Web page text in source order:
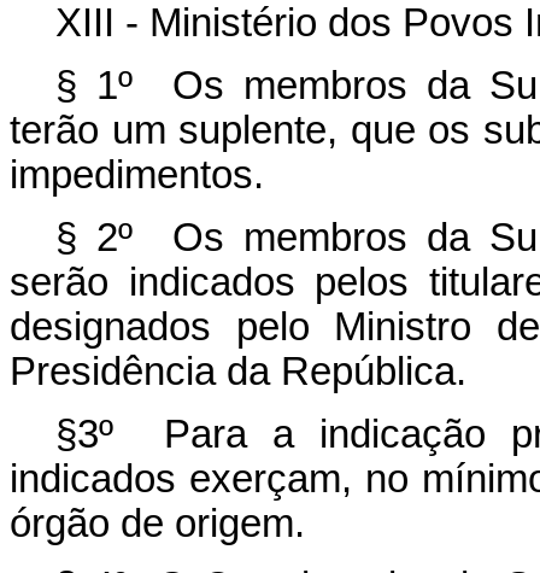
XIII - Ministério dos Povos
§ 1º Os membros da
terão um suplente, que os
impedimentos.
§ 2º Os membros da
serão indicados pelos
designados pelo Ministro
Presidência da República.
§3º Para a indicação
indicados exerçam, no
órgão de origem.